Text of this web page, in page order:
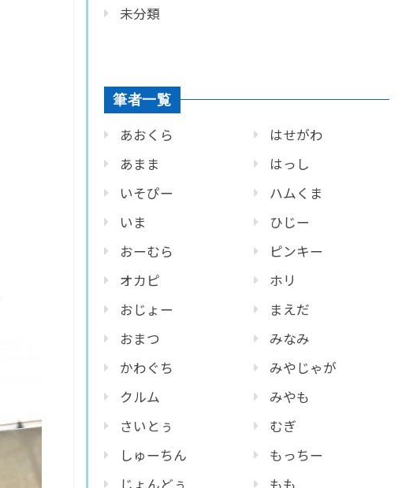
未分類
筆者一覧
あおくら
あまま
いそぴー
いま
おーむら
オカピ
おじょー
おまつ
かわぐち
クルム
さいとぅ
しゅーちん
じょんどぅ
はせがわ
はっし
ハムくま
ひじー
ピンキー
ホリ
まえだ
みなみ
みやじゃが
みやも
むぎ
もっちー
もも